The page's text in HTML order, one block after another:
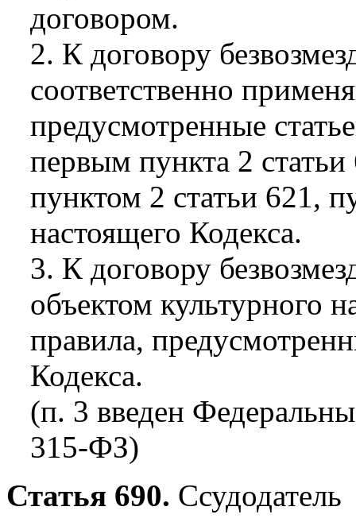
договором.
2. К договору
соответственно
предусмотренные
первым пункта 2
пунктом 2 статьи 621,
настоящего Кодекса.
3. К договору
объектом культурного
правила,
Кодекса.
(п. 3 введен
315-ФЗ)
Статья 690. Ссудодатель